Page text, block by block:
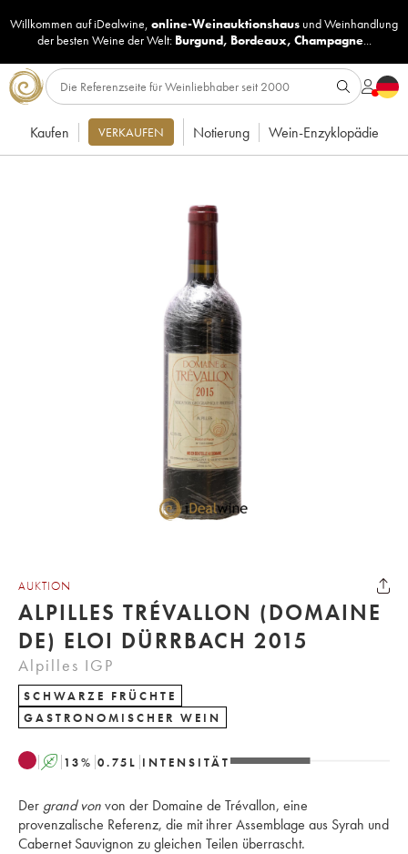
Willkommen auf iDealwine, online-Weinauktionshaus undWeinhandlung
der besten Weine der Welt: Burgund, Bordeaux, Champagne...
Kaufen VERKAUFEN Notierung Wein-Enzyklopädie
AUKTION
ALPILLES TRÉVALLON (DOMAINE
DE) ELOI DÜRRBACH 2015
Alpilles IGP
SCHWARZE FRÜCHTE
GASTRONOMISCHER WEIN
A 13% 0.75 L INTENSITÄT
Der grand vonvon der Domaine de Trévallon, eine
provenzalische Referenz, die mit ihrer Assemblage aus Syrah und
Cabernet Sauvignon zu gleichen Teilen überrascht.